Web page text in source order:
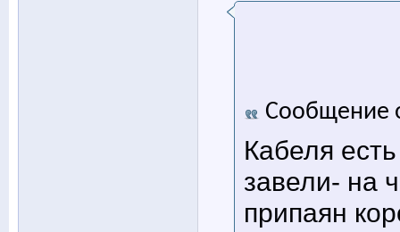
Сообщение
Кабеля
завели- на
припаян